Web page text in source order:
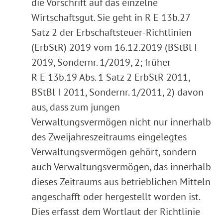
Wirtschaftsgut. Sie geht in R E 13b.27
Satz 2 der Erbschaftsteuer-Richtlinien
(ErbStR) 2019 vom 16.12.2019 (BStBl I
2019, Sondernr. 1/2019, 2; früher
R E 13b.19 Abs. 1 Satz 2 ErbStR 2011,
BStBl I 2011, Sondernr. 1/2011, 2) davon
aus, dass zum jungen
Verwaltungsvermögen nicht nur innerhalb
des Zweijahreszeitraums eingelegtes
Verwaltungsvermögen gehört, sondern
auch Verwaltungsvermögen, das innerhalb
dieses Zeitraums aus betrieblichen Mitteln
angeschafft oder hergestellt worden ist.
Dies erfasst dem Wortlaut der Richtlinie